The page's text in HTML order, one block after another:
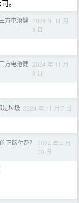
。
方电池健 2024 年 11 月
8 日
方电池健 2024 年 11 月
8 日
是垃圾 2024 年 11 月 7 日
正版付费？
2024 年 4 月
30 日